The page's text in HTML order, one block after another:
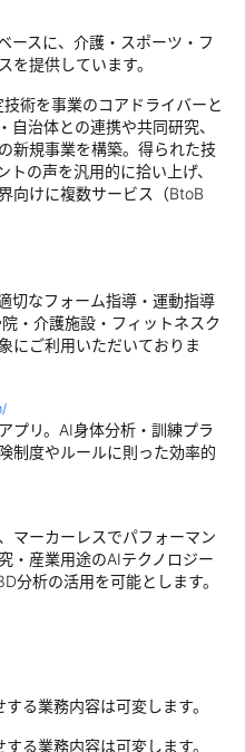
ースに、介護・スポーツ・フ
を提供しています。
術を事業のコアドライバーと
自治体との連携や共同研究、
新規事業を構築。得られた技
の声を汎用的に拾い上げ、
向けに複数サービス（BtoB
切なフォーム指導・運動指導
・介護施設・フィットネスク
にご利用いただいておりま
プリ。AI身体分析・訓練プラ
制度やルールに則った効率的
マーカーレスでパフォーマン
・産業用途のAIテクノロジー
分析の活用を可能とします。
る業務内容は可変します。
る業務内容は可変します。